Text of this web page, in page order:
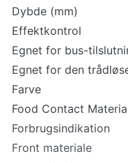
Dybde (mm)
Effektkontrol
Egnet for bus-
Egnet for den
Farve
Food Contact
Forbrugsindikation
Front materiale